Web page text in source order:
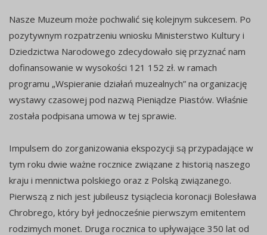
Nasze Muzeum może pochwalić się kolejnym sukcesem. Po
pozytywnym rozpatrzeniu wniosku Ministerstwo Kultury i
Dziedzictwa Narodowego zdecydowało się przyznać nam
dofinansowanie w wysokości 121 152 zł. w ramach
programu „Wspieranie działań muzealnych” na organizację
wystawy czasowej pod nazwą Pieniądze Piastów. Właśnie
została podpisana umowa w tej sprawie.
Impulsem do zorganizowania ekspozycji są przypadające w
tym roku dwie ważne rocznice związane z historią naszego
kraju i mennictwa polskiego oraz z Polską związanego.
Pierwszą z nich jest jubileusz tysiąclecia koronacji Bolesława
Chrobrego, który był jednocześnie pierwszym emitentem
rodzimych monet. Druga rocznica to upływające 350 lat od